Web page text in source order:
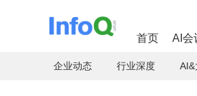
首页 AI会
企业动态 行业深度 AI&